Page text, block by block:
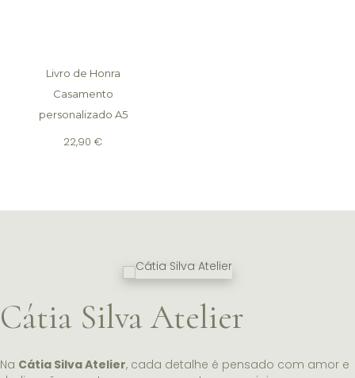
Livro de Honra
Casamento
personalizado A5
22,90 €
Cátia Silva Atelier
Na Cátia Silva Atelier, cada detalhe é pensado com amor e